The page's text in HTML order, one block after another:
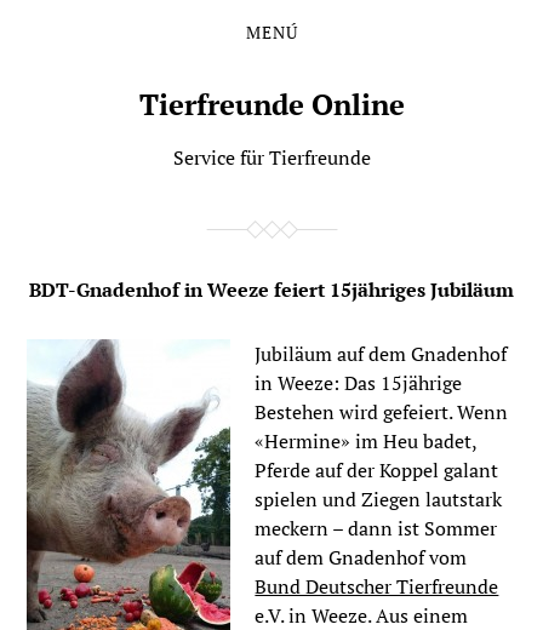
MENÚ
Tierfreunde Online
Service für Tierfreunde
BDT-Gnadenhof in Weeze feiert 15jähriges Jubiläum
Jubiläum auf dem Gnadenhof
in Weeze: Das 15jährige
Bestehen wird gefeiert. Wenn
«Hermine» im Heu badet,
Pferde auf der Koppel galant
spielen und Ziegen lautstark
meckern – dann ist Sommer
auf dem Gnadenhof vom
Bund Deutscher Tierfreunde
e.V. in Weeze. Aus einem